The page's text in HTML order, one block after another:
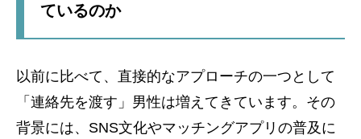
ているのか
以前に比べて、直接的なアプローチの一つとして
「連絡先を渡す」男性は増えてきています。その
背景には、SNS文化やマッチングアプリの普及に